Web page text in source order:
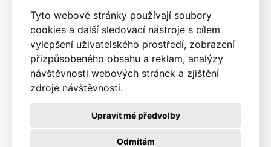
Tyto webové stránky používají soubory
cookies a další sledovací nástroje s cílem
vylepšení uživatelského prostředí, zobrazení
přizpůsobeného obsahu a reklam, analýzy
návštěvnosti webových stránek a zjištění
zdroje návštěvnosti.
Odmítám
Upravit mé předvolby